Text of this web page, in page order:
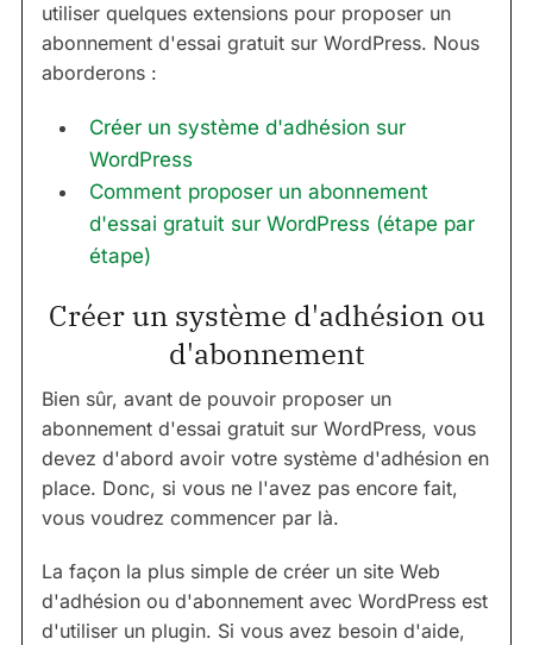
utiliser quelques extensions pour proposer un
abonnement d'essai gratuit sur WordPress. Nous
aborderons :
Créer un système d'adhésion sur
WordPress
Comment proposer un abonnement
d'essai gratuit sur WordPress (étape par
étape)
Créer un système d'adhésion ou
d'abonnement
Bien sûr, avant de pouvoir proposer un
abonnement d'essai gratuit sur WordPress, vous
devez d'abord avoir votre système d'adhésion en
place. Donc, si vous ne l'avez pas encore fait,
vous voudrez commencer par là.
La façon la plus simple de créer un site Web
d'adhésion ou d'abonnement avec WordPress est
d'utiliser un plugin. Si vous avez besoin d'aide,